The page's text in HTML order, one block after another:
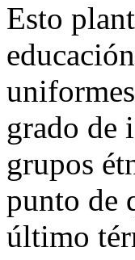
Esto
grado de
grupos
punto de
último